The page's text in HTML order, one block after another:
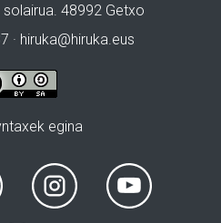
48992 Getxo
· hiruka@hiruka.eus
egina